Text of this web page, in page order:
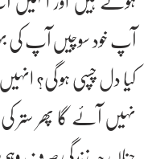
آپ خود سوچیں آپ کی
کیا دل چسپی ہو گی؟
نہیں آئے گا پھر ستر